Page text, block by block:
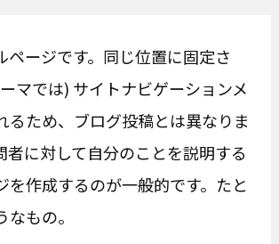
ページです。同じ位置に固定さ
マでは) サイトナビゲーションメ
るため、ブログ投稿とは異なりま
者に対して自分のことを説明する
を作成するのが一般的です。たと
もの。